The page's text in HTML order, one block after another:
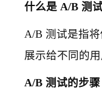
什么是 A/B 测试
A/B 测试是指
展示给不同的
A/B 测试的步骤